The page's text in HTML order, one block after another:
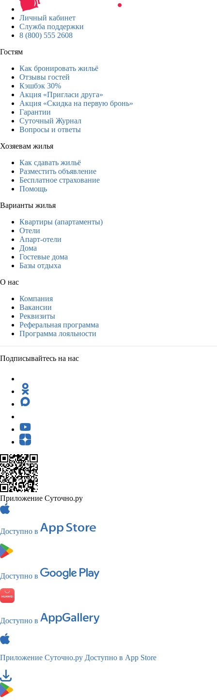
Личный кабинет
Служба поддержки
8 (800) 555 2608
Гостям
Как бронировать жильё
Отзывы гостей
Кэшбэк 30%
Акция «Пригласи друга»
Акция «Скидка на первую бронь»
Гарантии
Суточный Журнал
Вопросы и ответы
Хозяевам жилья
Как сдавать жильё
Разместить объявление
Бесплатное страхование
Помощь
Варианты жилья
Квартиры (апартаменты)
Отели
Апарт-отели
Дома
Гостевые дома
Базы отдыха
О нас
Компания
Вакансии
Реквизиты
Реферальная программа
Программа лояльности
Подписывайтесь на нас
Приложение Суточно.ру
Доступно в
Доступно в
Доступно в
Приложение Суточно.ру Доступно в App Store